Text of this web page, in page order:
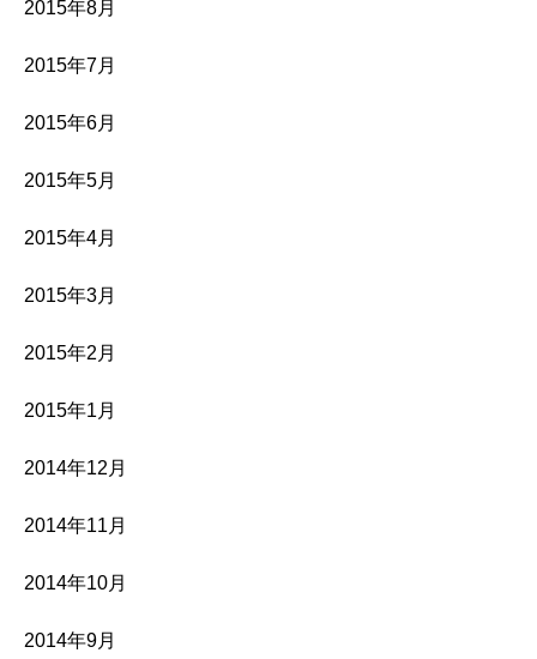
2015年8月
2015年7月
2015年6月
2015年5月
2015年4月
2015年3月
2015年2月
2015年1月
2014年12月
2014年11月
2014年10月
2014年9月